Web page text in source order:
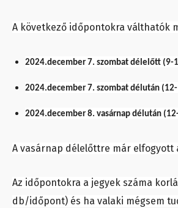
A következő időpontokra válthatók
2024.december 7. szombat délelőtt (9-
2024.december 7. szombat délután
2024.december 8. vasárnap délután
A vasárnap délelőttre már elfogyott
Az időpontokra a jegyek száma
db/időpont) és ha valaki mégsem